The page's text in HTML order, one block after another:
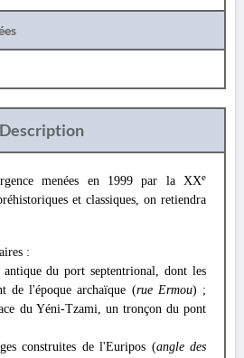
Description
menées en 1999 par la XXe
et classiques, on retiendra
:
du port septentrional, dont les
de l'époque archaïque (rue Ermou) ;
du Yéni-Tzami, un tronçon du pont
construites de l'Euripos (angle des